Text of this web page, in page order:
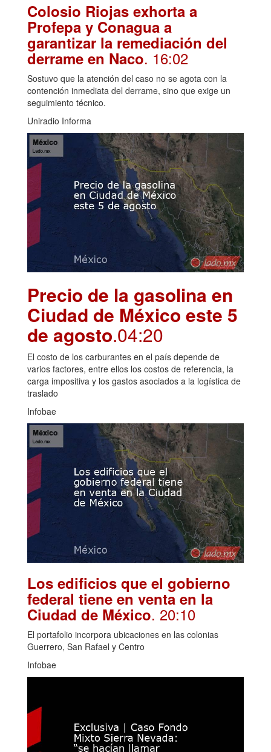
Colosio Riojas exhorta a
Profepa y Conagua a
garantizar la remediación del
derrame en Naco. 16:02
Sostuvo que la atención del caso no se agota con la
contención inmediata del derrame, sino que exige un
seguimiento técnico.
Uniradio Informa
Precio de la gasolina en
Ciudad de México este 5
de agosto.04:20
El costo de los carburantes en el país depende de
varios factores, entre ellos los costos de referencia, la
carga impositiva y los gastos asociados a la logística de
traslado
Infobae
Los edificios que el gobierno
federal tiene en venta en la
Ciudad de México. 20:10
El portafolio incorpora ubicaciones en las colonias
Guerrero, San Rafael y Centro
Infobae